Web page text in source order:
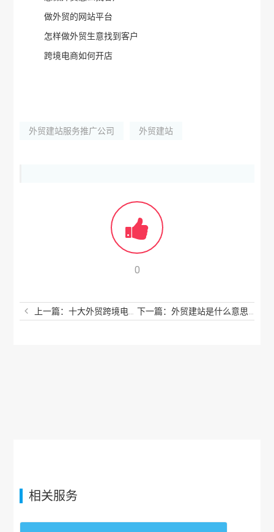
做外贸的网站平台
怎样做外贸生意找到客户
跨境电商如何开店
外贸建站服务推广公司 外贸建站
0
上一篇：十大外贸跨境电商平台是哪些？外贸接单平台哪个最好？
相关服务